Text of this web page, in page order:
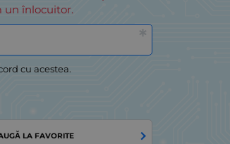
un înlocuitor.
cu acestea.
LA FAVORITE